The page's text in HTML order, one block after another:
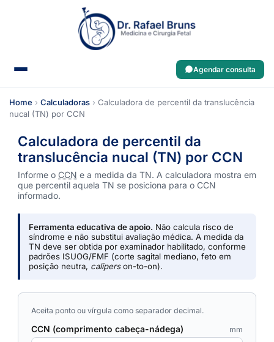
Agendar consulta
Home › Calculadoras › Calculadora de percentil da translucência
nucal (TN) por CCN
Calculadora de percentil da
translucência nucal (TN) por CCN
Informe o CCN e a medida da TN. A calculadora mostra em
que percentil aquela TN se posiciona para o CCN
informado.
Ferramenta educativa de apoio. Não calcula risco de
síndrome e não substitui avaliação médica. A medida da
TN deve ser obtida por examinador habilitado, conforme
padrões ISUOG/FMF (corte sagital mediano, feto em
posição neutra, caliperson-to-on).
Aceita ponto ou vírgula como separador decimal.
CCN (comprimento cabeça-nádega) mm